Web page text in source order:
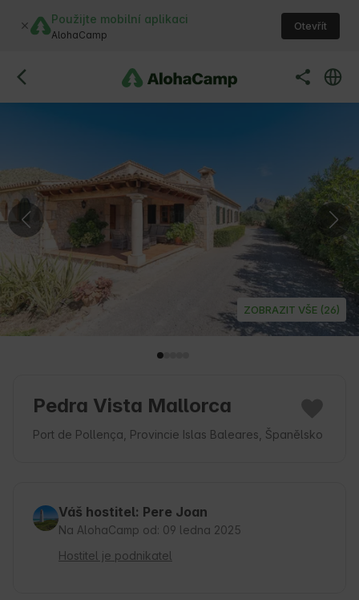
Použijte mobilní aplikaci
AlohaCamp
Otevřít
ZOBRAZIT VŠE (26)
Pedra Vista Mallorca
Port de Pollença, Provincie Islas Baleares, Španělsko
Váš hostitel: Pere Joan
Na AlohaCamp od: 09 ledna 2025
Hostitel je podnikatel